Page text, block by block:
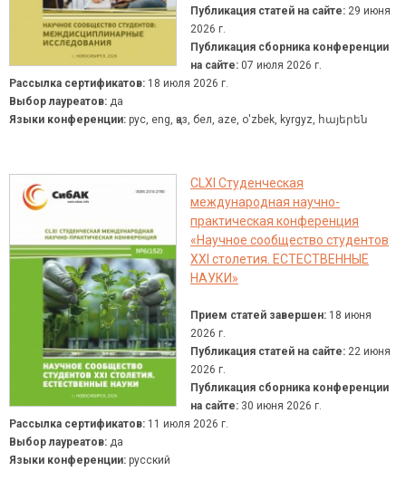
Публикация статей на сайте: 29 июня
2026 г.
Публикация сборника конференции
на сайте: 07 июля 2026 г.
Рассылка сертификатов: 18 июля 2026 г.
Выбор лауреатов: да
Языки конференции: рус, eng, қаз, бел, aze, о'zbek, kyrgyz, հայերեն
CLXI Студенческая
международная научно-
практическая конференция
«Научное сообщество студентов
XXI столетия. ЕСТЕСТВЕННЫЕ
НАУКИ»
Прием статей завершен: 18 июня
2026 г.
Публикация статей на сайте: 22 июня
2026 г.
Публикация сборника конференции
на сайте: 30 июня 2026 г.
Рассылка сертификатов: 11 июля 2026 г.
Выбор лауреатов: да
Языки конференции: русский